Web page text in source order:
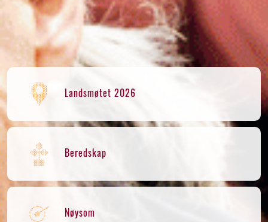
Landsmøtet 2026
Beredskap
Nøysom